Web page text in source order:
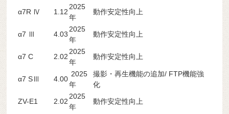
α7R Ⅳ 1.12
2025
年
動作安定性向上
α7 Ⅲ 4.03
2025
年
動作安定性向上
α7 C 2.02
2025
年
動作安定性向上
α7 SⅢ 4.00
2025
年
撮影・再生機能の追加/ FTP機能強
化
ZV-E1 2.02
2025
年
動作安定性向上